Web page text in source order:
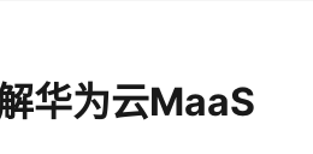
华为云MaaS